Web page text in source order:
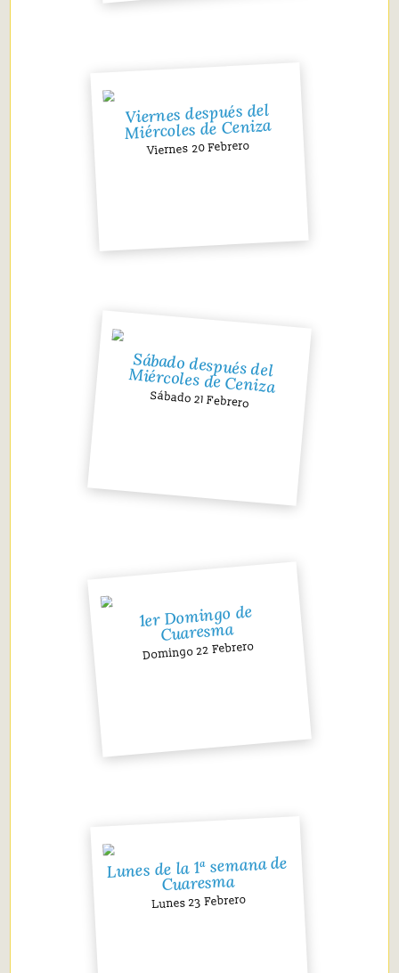
Viernes después del
Miércoles de Ceniza
Viernes 20 Febrero
Sábado después del
Miércoles de Ceniza
Sábado 21 Febrero
1er Domingo de
Cuaresma
Domingo 22 Febrero
Lunes de la 1ª semana de
Cuaresma
Lunes 23 Febrero